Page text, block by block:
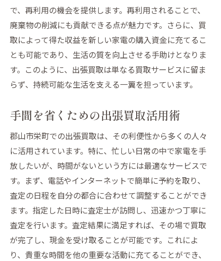
で、再利用の機会を提供します。再利用されることで、
廃棄物の削減にも貢献できる点が魅力です。さらに、買
取によって得た収益を新しい家電の購入資金に充てるこ
とも可能であり、生活の質を向上させる手助けとなりま
す。このように、出張買取は単なる買取サービスに留ま
らず、持続可能な生活を支える一翼を担っています。
手間を省くための出張買取活用術
郡山市栄町での出張買取は、その利便性から多くの人々
に活用されています。特に、忙しい日常の中で家電を手
放したいが、時間がないという方には最適なサービスで
す。まず、電話やインターネットで簡単に予約を取り、
査定の日程を自分の都合に合わせて調整することができ
ます。指定した日時に査定士が訪問し、迅速かつ丁寧に
査定を行います。査定結果に満足すれば、その場で買取
が完了し、現金を受け取ることが可能です。これによ
り、貴重な時間を他の重要な活動に充てることができ、